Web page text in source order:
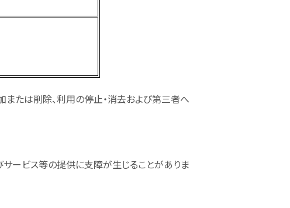
たは削除、利用の停止・消去および第三者へ
ービス等の提供に支障が生じることがありま